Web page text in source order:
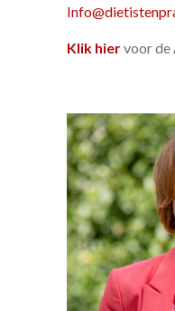
Klik hiervoor de